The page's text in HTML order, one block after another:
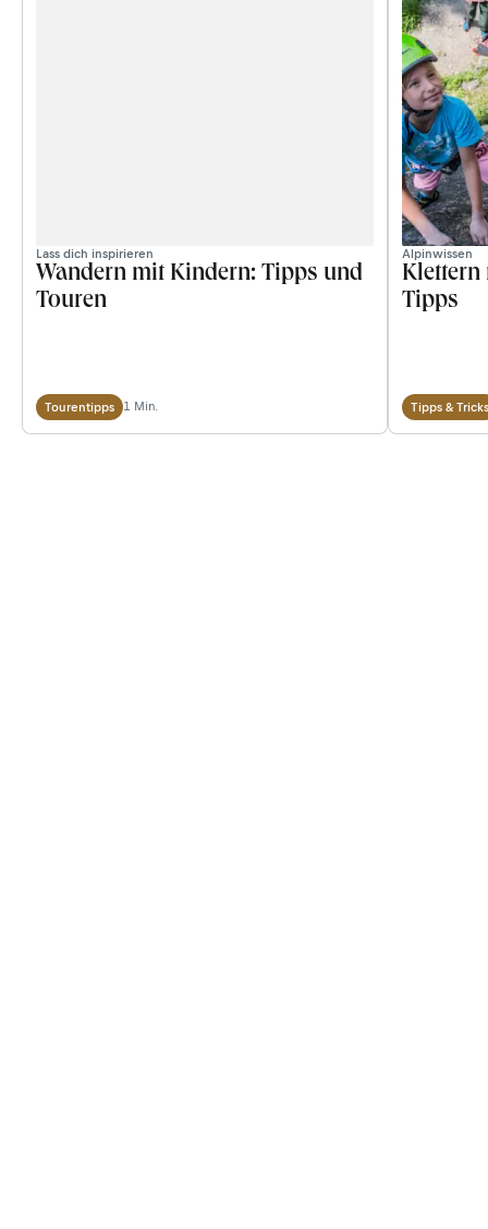
Lass dich inspirieren
Wandern mit Kindern: Tipps und
Touren
Tourentipps 1 Min.
Alpinwissen
Klettern
Tipps
Tipps & Tricks